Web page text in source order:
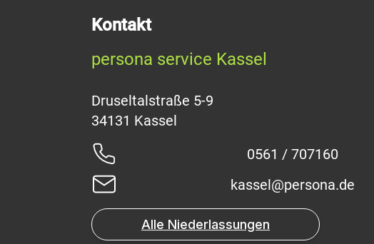
Kontakt
persona service Kassel
Druseltalstraße 5-9
0561 / 707160
kassel@persona.de
Alle Niederlassungen